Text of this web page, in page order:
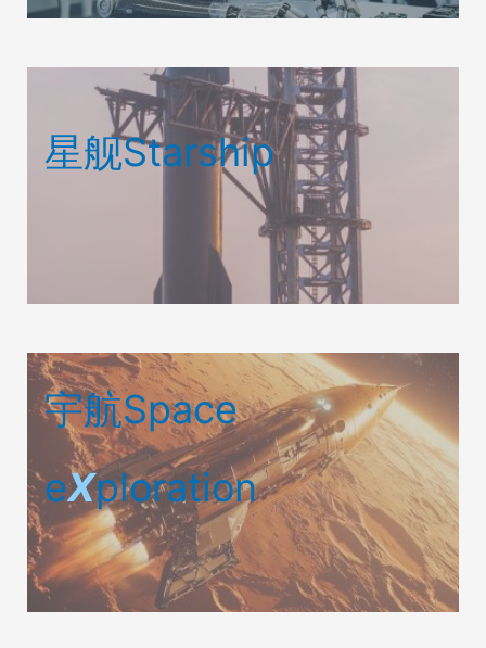
星舰Starship
宇航Space
eXploration